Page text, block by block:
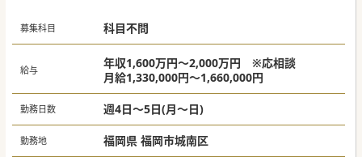
#秋入職可
募集科目 科目不問
給与
年収1,600万円～2,000万円 ※応相談
月給1,330,000円～1,660,000円
勤務日数 週4日～5日(月～日)
勤務地 福岡県 福岡市城南区